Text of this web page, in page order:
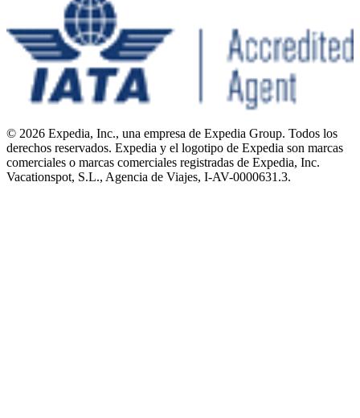
© 2026 Expedia, Inc., una empresa de Expedia Group. Todos los
derechos reservados. Expedia y el logotipo de Expedia son marcas
comerciales o marcas comerciales registradas de Expedia, Inc.
Vacationspot, S.L., Agencia de Viajes, I-AV-0000631.3.